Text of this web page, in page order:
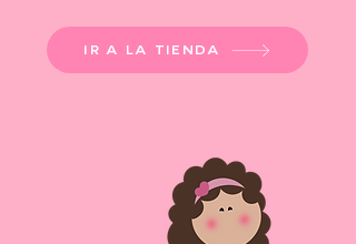
IR A LA TIENDA